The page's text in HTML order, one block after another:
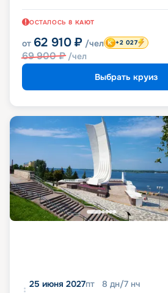
ОСТАЛОСЬ 8 КАЮТ
от 62 910 ₽ /чел
69 900₽ /чел
+2 027
Выбрать круиз
25 июня 2027пт 8 дн/7 нч